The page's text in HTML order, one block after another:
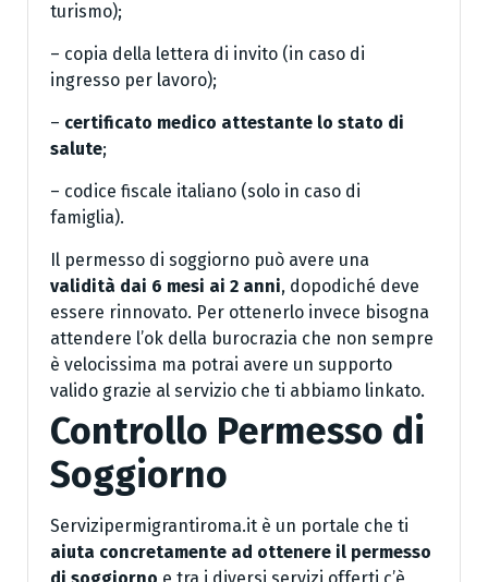
turismo);
– copia della lettera di invito (in caso di
ingresso per lavoro);
– certificato medico attestante lo stato di
salute;
– codice fiscale italiano (solo in caso di
famiglia).
Il permesso di soggiorno può avere una
validità dai 6 mesi ai 2 anni, dopodiché deve
essere rinnovato. Per ottenerlo invece bisogna
attendere l’ok della burocrazia che non sempre
è velocissima ma potrai avere un supporto
valido grazie al servizio che ti abbiamo linkato.
Controllo Permesso di
Soggiorno
Servizipermigrantiroma.it è un portale che ti
aiuta concretamente ad ottenere il permesso